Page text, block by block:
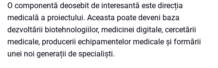
O componentă deosebit de interesantă este direcția
medicală a proiectului. Aceasta poate deveni baza
dezvoltării biotehnologiilor, medicinei digitale, cercetării
medicale, producerii echipamentelor medicale și formării
unei noi generații de specialiști.